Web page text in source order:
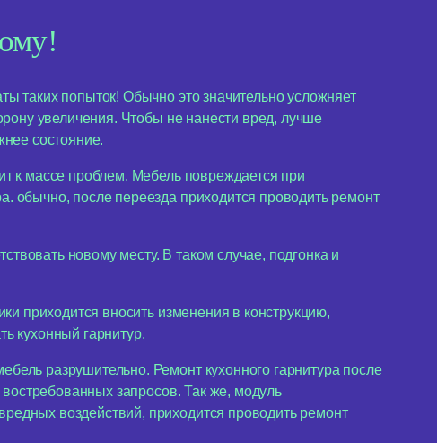
таких попыток! Обычно это значительно усложняет
увеличения. Чтобы не нанести вред, лучше
состояние.
к массе проблем. Мебель повреждается при
обычно, после переезда приходится проводить ремонт
новому месту. В таком случае, подгонка и
приходится вносить изменения в конструкцию,
кухонный гарнитур.
разрушительно. Ремонт кухонного гарнитура после
запросов. Так же, модуль
воздействий, приходится проводить ремонт